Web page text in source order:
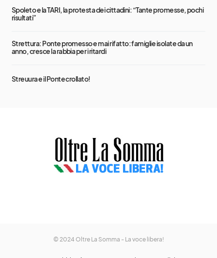
Spoleto e la TARI, la protesta dei cittadini: “Tante promesse, pochi
risultati”
Strettura: Ponte promesso e mai rifatto: famiglie isolate da un
anno, cresce la rabbia per i ritardi
Streuura e il Ponte crollato!
© 2024 Oltre La Somma - La voce libera!